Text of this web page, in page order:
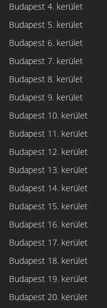
Budapest 4. kerület
Budapest 5. kerület
Budapest 6. kerület
Budapest 7. kerület
Budapest 8. kerület
Budapest 9. kerület
Budapest 10. kerület
Budapest 11. kerület
Budapest 12. kerület
Budapest 13. kerület
Budapest 14. kerület
Budapest 15. kerület
Budapest 16. kerület
Budapest 17. kerület
Budapest 18. kerület
Budapest 19. kerület
Budapest 20. kerület